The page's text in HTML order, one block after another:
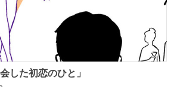
した初恋のひと」